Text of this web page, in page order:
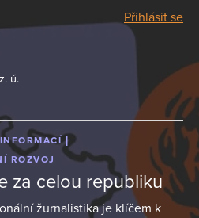
Přihlásit se
ú.
ROZVOJ
za celou republiku
žurnalistika je klíčem k